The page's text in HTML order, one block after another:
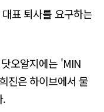
표 퇴사를 요구하는
오알지에는 'MIN
진은 하이브에서 물
.